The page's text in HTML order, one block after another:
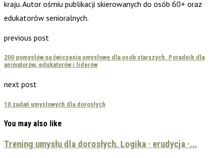
kraju. Autor ośmiu publikacji skierowanych do osób 60+ oraz
edukatorów senioralnych.
previous post
200 pomysłów na ćwiczenia umysłowe dla osób starszych. Poradnik dla
animatorów, edukatorów i liderów
next post
10 zadań umysłowych dla dorosłych
You may also like
Trening umysłu dla dorosłych. Logika · erudycja ·...